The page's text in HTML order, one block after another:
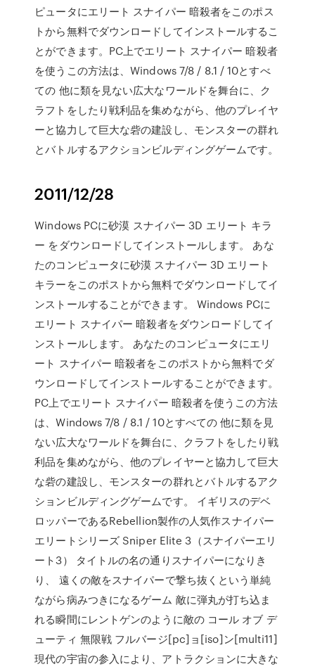
ピュータにエリート スナイパー 暗殺者をこのポス
トから無料でダウンロードしてインストールするこ
とができます。PC上でエリート スナイパー 暗殺者
を使うこの方法は、Windows 7/8 / 8.1 / 10とすべ
ての 他に類を見ない広大なワールドを舞台に、ク
ラフトをしたり戦利品を集めながら、他のプレイヤ
ーと協力して巨大な砦の建設し、モンスターの群れ
とバトルするアクションビルディングゲームです。
2011/12/28
Windows PCに砂漠 スナイパー 3D エリート キラ
ー をダウンロードしてインストールします。 あな
たのコンピュータに砂漠 スナイパー 3D エリート
キラーをこのポストから無料でダウンロードしてイ
ンストールすることができます。 Windows PCに
エリート スナイパー 暗殺者をダウンロードしてイ
ンストールします。 あなたのコンピュータにエリ
ート スナイパー 暗殺者をこのポストから無料でダ
ウンロードしてインストールすることができます。
PC上でエリート スナイパー 暗殺者を使うこの方法
は、Windows 7/8 / 8.1 / 10とすべての 他に類を見
ない広大なワールドを舞台に、クラフトをしたり戦
利品を集めながら、他のプレイヤーと協力して巨大
な砦の建設し、モンスターの群れとバトルするアク
ションビルディングゲームです。 イギリスのデベ
ロッパーであるRebellion製作の人気作スナイパー
エリートシリーズ Sniper Elite 3（スナイパーエリ
ート3） タイトルの名の通りスナイパーになりき
り、 遠くの敵をスナイパーで撃ち抜くという単純
ながら病みつきになるゲーム 敵に弾丸が打ち込ま
れる瞬間にレントゲンのように敵の コール オブ デ
ューティ 無限戦 フルバージ[pc]ョ[iso]ン[multi11]
現代の宇宙の参入により、アトラクションに大きな